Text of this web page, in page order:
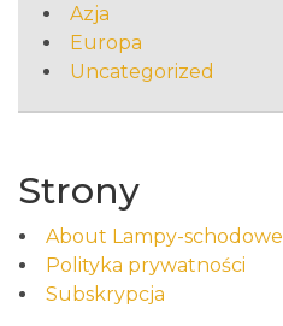
Azja
Europa
Uncategorized
Strony
About Lampy-schodowe
Polityka prywatności
Subskrypcja